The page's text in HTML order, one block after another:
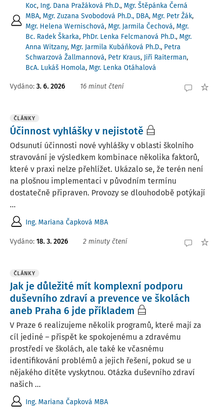
Koc, Ing. Dana Pražáková Ph.D., Mgr. Štěpánka Černá
MBA, Mgr. Zuzana Svobodová Ph.D., DBA, Mgr. Petr Žák,
Mgr. Helena Wernischová, Mgr. Jarmila Čechová, Mgr.
Bc. Radek Škarka, PhDr. Lenka Felcmanová Ph.D., Mgr.
Anna Witzany, Mgr. Jarmila Kubáňková Ph.D., Petra
Schwarzová Žallmannová, Petr Kraus, Jiří Raiterman,
BcA. Lukáš Homola, Mgr. Lenka Otáhalová
Vydáno: 3. 6. 2026 16 minut čtení
ČLÁNKY
Účinnost vyhlášky v nejistotě
Odsunutí účinnosti nové vyhlášky v oblasti školního
stravování je výsledkem kombinace několika faktorů,
které v praxi nelze přehlížet. Ukázalo se, že terén není
na plošnou implementaci v původním termínu
dostatečně připraven. Provozy se dlouhodobě potýkají
...
Ing. Mariana Čapková MBA
Vydáno: 18. 3. 2026 2 minuty čtení
ČLÁNKY
Jak je důležité mít komplexní podporu
duševního zdraví a prevence ve školách
aneb Praha 6 jde příkladem
V Praze 6 realizujeme několik programů, které mají za
cíl jediné – přispět ke spokojenému a zdravému
prostředí ve školách, ale také ke včasnému
identifikování problémů a jejich řešení, pokud se u
nějakého dítěte vyskytnou. Otázka duševního zdraví
našich ...
Ing. Mariana Čapková MBA